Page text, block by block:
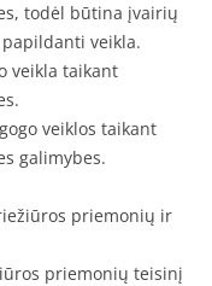
todėl būtina įvairių
veikla.
veikla taikant
veiklos taikant
galimybes.
priemonių ir
priemonių teisinį